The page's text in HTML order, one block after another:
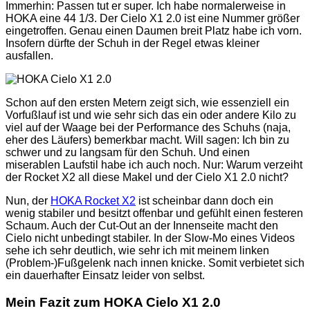
Immerhin: Passen tut er super. Ich habe normalerweise in
HOKA eine 44 1/3. Der Cielo X1 2.0 ist eine Nummer größer
eingetroffen. Genau einen Daumen breit Platz habe ich vorn.
Insofern dürfte der Schuh in der Regel etwas kleiner
ausfallen.
Schon auf den ersten Metern zeigt sich, wie essenziell ein
Vorfußlauf ist und wie sehr sich das ein oder andere Kilo zu
viel auf der Waage bei der Performance des Schuhs (naja,
eher des Läufers) bemerkbar macht. Will sagen: Ich bin zu
schwer und zu langsam für den Schuh. Und einen
miserablen Laufstil habe ich auch noch. Nur: Warum verzeiht
der Rocket X2 all diese Makel und der Cielo X1 2.0 nicht?
Nun, der HOKA Rocket X2 ist scheinbar dann doch ein
wenig stabiler und besitzt offenbar und gefühlt einen festeren
Schaum. Auch der Cut-Out an der Innenseite macht den
Cielo nicht unbedingt stabiler. In der Slow-Mo eines Videos
sehe ich sehr deutlich, wie sehr ich mit meinem linken
(Problem-)Fußgelenk nach innen knicke. Somit verbietet sich
ein dauerhafter Einsatz leider von selbst.
Mein Fazit zum HOKA Cielo X1 2.0